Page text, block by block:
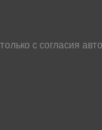
с согласия